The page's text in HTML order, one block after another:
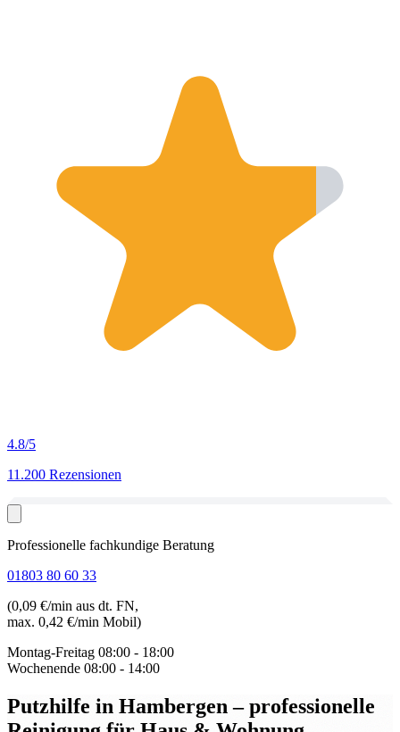
4.8/5
11.200 Rezensionen
Professionelle fachkundige Beratung
01803 80 60 33
(0,09 €/min aus dt. FN,
max. 0,42 €/min Mobil)
Montag-Freitag 08:00 - 18:00
Wochenende 08:00 - 14:00
Putzhilfe in Hambergen– professionelle